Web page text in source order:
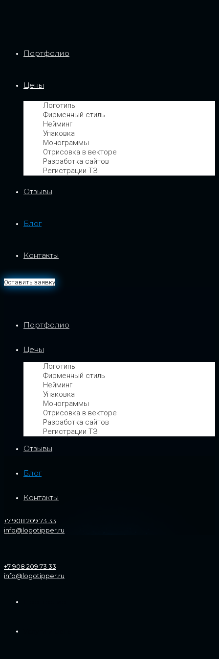
Портфолио
Цены
Логотипы
Фирменный стиль
Нейминг
Упаковка
Монограммы
Отрисовка в векторе
Разработка сайтов
Регистрации ТЗ
Отзывы
Блог
Контакты
Оставить заявку
Портфолио
Цены
Логотипы
Фирменный стиль
Нейминг
Упаковка
Монограммы
Отрисовка в векторе
Разработка сайтов
Регистрации ТЗ
Отзывы
Блог
Контакты
+7 908 209 73 33
info@logotipper.ru
+7 908 209 73 33
info@logotipper.ru